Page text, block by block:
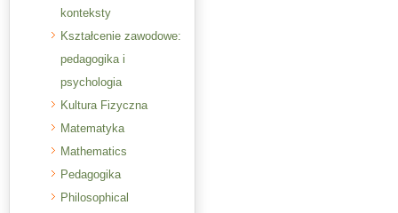
konteksty
Kształcenie zawodowe:
pedagogika i
psychologia
Kultura Fizyczna
Matematyka
Mathematics
Pedagogika
Philosophical